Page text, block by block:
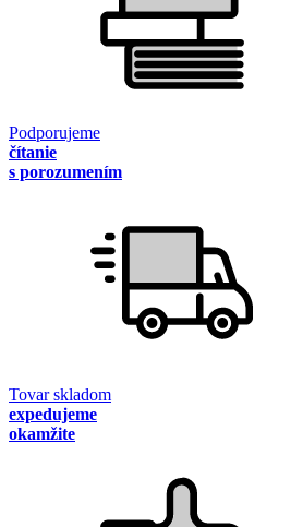
Podporujeme
čítanie
s porozumením
Tovar skladom
expedujeme
okamžite